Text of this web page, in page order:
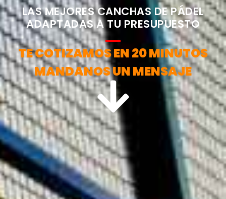
LAS MEJORES CANCHAS DE PÁDEL
ADAPTADAS A TU PRESUPUESTO
TE COTIZAMOS EN 20 MINUTOS
MANDANOS UN MENSAJE